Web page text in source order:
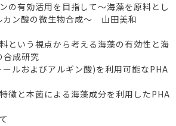
有効活用を目指して～海藻を原料とし
カン酸の微生物合成～ 山田美和
という視点から考える海藻の有効性と海
合成研究
ルおよびアルギン酸)を利用可能なPHA
と本菌による海藻成分を利用したPHA